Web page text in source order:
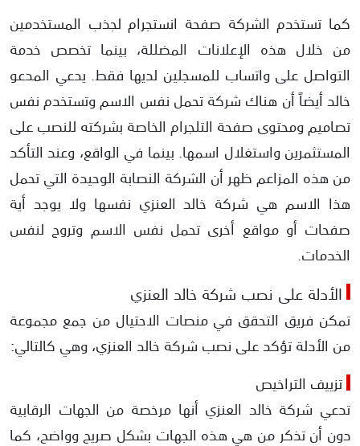
كما تستخدم الشركة صفحة انستجرام لجذب المستخدمين
من خلال هذه الإعلانات المضللة، بينما تخصص خدمة
التواصل على واتساب للمسجلين لديها فقط. يدعي المدعو
خالد أيضاً أن هناك شركة تحمل نفس الاسم وتستخدم نفس
تصاميم ومحتوى صفحة التلجرام الخاصة بشركته للنصب على
المستثمرين واستغلال اسمها. بينما في الواقع، وعند التأكد
من هذه المزاعم ظهر أن الشركة النصابة الوحيدة التي تحمل
هذا الاسم هي شركة خالد العنزي نفسها ولا يوجد أية
صفحات أو مواقع أخرى تحمل نفس الاسم وتروج لنفس
الخدمات.
الأدلة على نصب شركة خالد العنزي
تمكن فريق التحقق في منصات الاحتيال من جمع مجموعة
من الأدلة تؤكد على نصب شركة خالد العنزي، وهي كالتالي:
تزييف التراخيص
تدعي شركة خالد العنزي أنها مرخصة من الجهات الرقابية
دون أن تذكر من هي هذه الجهات بشكل صريح وواضح، كما